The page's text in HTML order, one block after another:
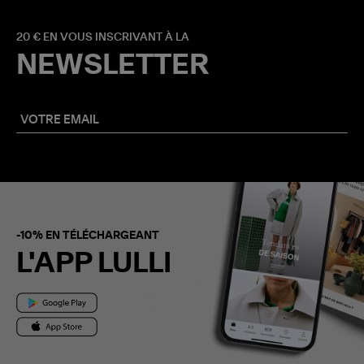
20 € EN VOUS INSCRIVANT À LA
NEWSLETTER
-10% EN TÉLÉCHARGEANT
L'APP LULLI